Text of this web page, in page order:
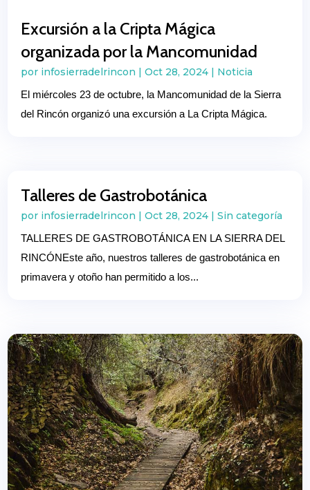
Excursión a la Cripta Mágica
organizada por la Mancomunidad
por infosierradelrincon |Oct 28, 2024 | Noticia
El miércoles 23 de octubre, la Mancomunidad de la Sierra
del Rincón organizó una excursión a La Cripta Mágica.
Talleres de Gastrobotánica
por infosierradelrincon |Oct 28, 2024 |Sin categoría
TALLERES DE GASTROBOTÁNICA EN LA SIERRA DEL
RINCÓNEste año, nuestros talleres de gastrobotánica en
primavera y otoño han permitido a los...